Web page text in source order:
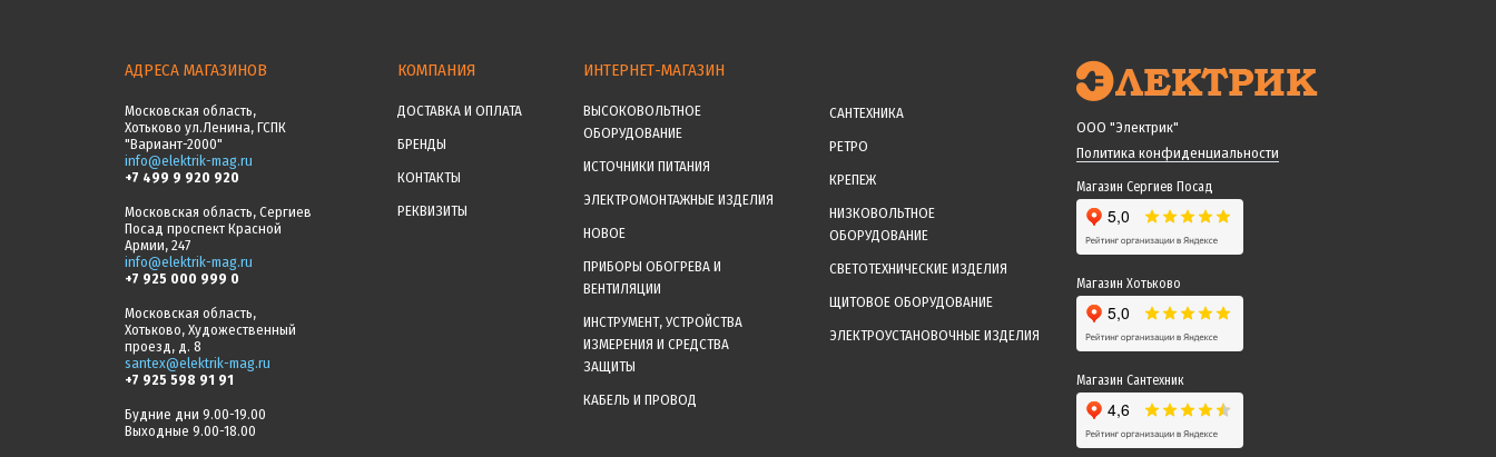
АДРЕСА МАГАЗИНОВ
Московская область,
Хотьково ул.Ленина, ГСПК
"Вариант-2000"
info@elektrik-mag.ru
+7 499 9 920 920
Московская область, Сергиев
Посад проспект Красной
Армии, 247
info@elektrik-mag.ru
+7 925 000 999 0
Московская область,
Хотьково, Художественный
проезд, д. 8
santex@elektrik-mag.ru
+7 925 598 91 91
Будние дни 9.00-19.00
Выходные 9.00-18.00
КОМПАНИЯ
ДОСТАВКА И ОПЛАТА
БРЕНДЫ
КОНТАКТЫ
РЕКВИЗИТЫ
ИНТЕРНЕТ-МАГАЗИН
ВЫСОКОВОЛЬТНОЕ
ОБОРУДОВАНИЕ
ИСТОЧНИКИ ПИТАНИЯ
ЭЛЕКТРОМОНТАЖНЫЕ ИЗДЕЛИЯ
НОВОЕ
ПРИБОРЫ ОБОГРЕВА И
ВЕНТИЛЯЦИИ
ИНСТРУМЕНТ, УСТРОЙСТВА
ИЗМЕРЕНИЯ И СРЕДСТВА
ЗАЩИТЫ
КАБЕЛЬ И ПРОВОД
САНТЕХНИКА
РЕТРО
КРЕПЕЖ
НИЗКОВОЛЬТНОЕ
ОБОРУДОВАНИЕ
СВЕТОТЕХНИЧЕСКИЕ ИЗДЕЛИЯ
ЩИТОВОЕ ОБОРУДОВАНИЕ
ЭЛЕКТРОУСТАНОВОЧНЫЕ ИЗДЕЛИЯ
ООО "Электрик"
Политика конфиденциальности
Магазин Сергиев Посад
Магазин Хотьково
Магазин Сантехник